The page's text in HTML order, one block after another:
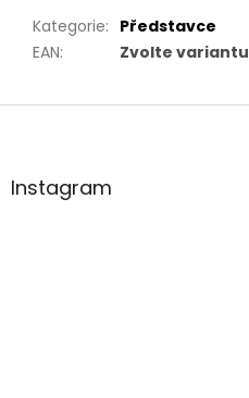
Kategorie: Představce
EAN: Zvolte variantu
Z
aInstagram